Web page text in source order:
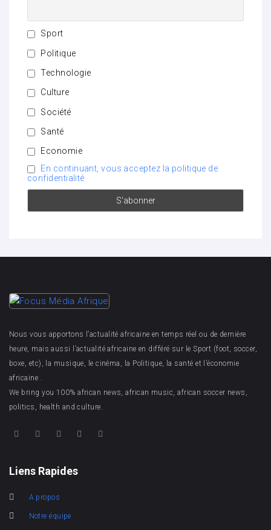
Sport
Politique
Technologie
Culture
Société
Santé
Economie
En continuant, vous acceptez la politique de
confidentialité
Nous vous apportons l’actualité africaine en temps réel ou de dernière
heure, mais aussi l’actualité africaine en différé sur le Sport (foot, soccer,
boxe, etc), la musique, le cinéma, la Politique, la santé et l’économie
africaine .
We bring you 100% african news, african music, african soccer news,
politics, health and culture.
Liens Rapides
A propos
Notre équipe